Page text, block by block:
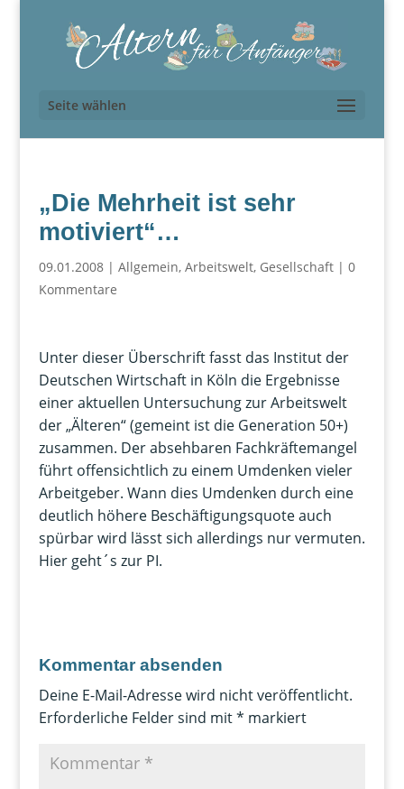
Seite wählen
„Die Mehrheit ist sehr
motiviert“…
09.01.2008| Allgemein, Arbeitswelt, Gesellschaft| 0
Kommentare
Unter dieser Überschrift fasst das Institut der
Deutschen Wirtschaft in Köln die Ergebnisse
einer aktuellen Untersuchung zur Arbeitswelt
der „Älteren“ (gemeint ist die Generation 50+)
zusammen. Der absehbaren Fachkräftemangel
führt offensichtlich zu einem Umdenken vieler
Arbeitgeber. Wann dies Umdenken durch eine
deutlich höhere Beschäftigungsquote auch
spürbar wird lässt sich allerdings nur vermuten.
Hier geht´s zur PI.
Kommentar absenden
Deine E-Mail-Adresse wird nicht veröffentlicht.
Erforderliche Felder sind mit* markiert